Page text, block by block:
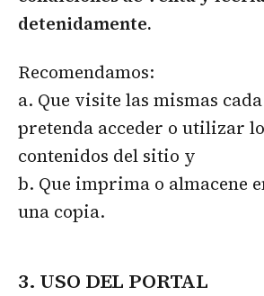
detenidamente.
Recomendamos:
a. Que visite las mismas
pretenda acceder o utilizar
contenidos del sitio y
b. Que imprima o almacene
una copia.
3. USO DEL PORTAL